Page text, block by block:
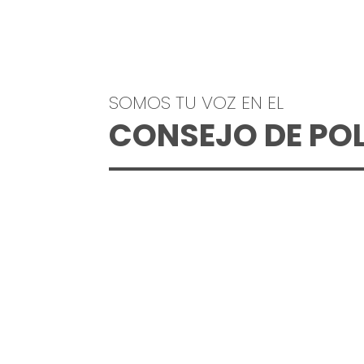
SOMOS TU VOZ EN EL
CONSEJO DE